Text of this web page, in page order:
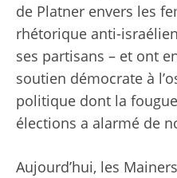
de Platner envers les
rhétorique anti-
ses partisans – et ont
soutien démocrate à
politique dont la
élections a alarmé de
Aujourd’hui, les